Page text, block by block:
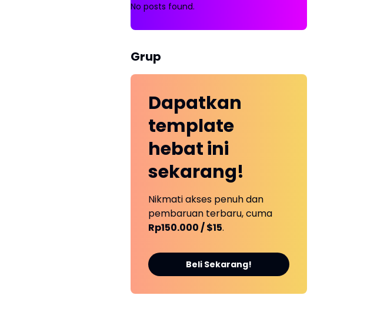
No posts found.
Grup
Dapatkan
template
hebat ini
sekarang!
Nikmati akses penuh dan
pembaruan terbaru, cuma
Rp150.000 / $15.
Beli Sekarang!